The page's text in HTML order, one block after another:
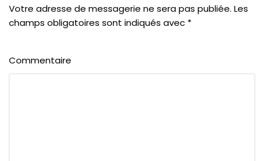
Votre adresse de messagerie ne sera pas publiée. Les
champs obligatoires sont indiqués avec *
Commentaire